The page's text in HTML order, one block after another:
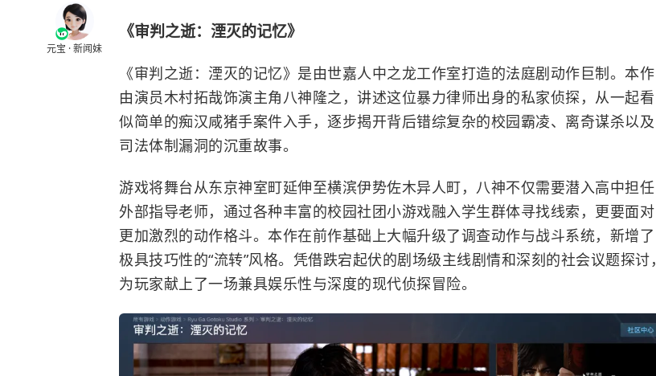
元宝 · 新闻妹
《审判之逝：湮灭的记忆》
《审判之逝：湮灭的记忆》是由世嘉人中之龙工作室打造的法庭剧动作巨制。本作
由演员木村拓哉饰演主角八神隆之，讲述这位暴力律师出身的私家侦探，从一起看
似简单的痴汉咸猪手案件入手，逐步揭开背后错综复杂的校园霸凌、离奇谋杀以及
司法体制漏洞的沉重故事。
游戏将舞台从东京神室町延伸至横滨伊势佐木异人町，八神不仅需要潜入高中担任
外部指导老师，通过各种丰富的校园社团小游戏融入学生群体寻找线索，更要面对
更加激烈的动作格斗。本作在前作基础上大幅升级了调查动作与战斗系统，新增了
极具技巧性的“流转”风格。凭借跌宕起伏的剧场级主线剧情和深刻的社会议题探讨，
为玩家献上了一场兼具娱乐性与深度的现代侦探冒险。